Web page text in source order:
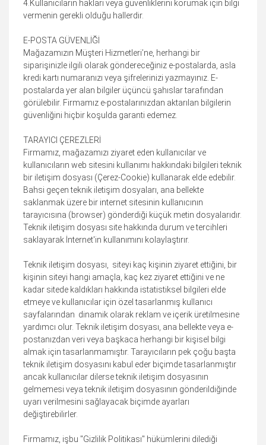
4.Kullanıcıların hakları veya güvenliklerini korumak için bilgi
vermenin gerekli olduğu hallerdir.
E-POSTA GÜVENLİĞİ
Mağazamızın Müşteri Hizmetleri’ne, herhangi bir
siparişinizle ilgili olarak göndereceğiniz e-postalarda, asla
kredi kartı numaranızı veya şifrelerinizi yazmayınız. E-
postalarda yer alan bilgiler üçüncü şahıslar tarafından
görülebilir. Firmamız e-postalarınızdan aktarılan bilgilerin
güvenliğini hiçbir koşulda garanti edemez.
TARAYICI ÇEREZLERİ
Firmamız, mağazamızı ziyaret eden kullanıcılar ve
kullanıcıların web sitesini kullanımı hakkındaki bilgileri teknik
bir iletişim dosyası (Çerez-Cookie) kullanarak elde edebilir.
Bahsi geçen teknik iletişim dosyaları, ana bellekte
saklanmak üzere bir internet sitesinin kullanıcının
tarayıcısına (browser) gönderdiği küçük metin dosyalarıdır.
Teknik iletişim dosyası site hakkında durum ve tercihleri
saklayarak İnternet'in kullanımını kolaylaştırır.
Teknik iletişim dosyası, siteyi kaç kişinin ziyaret ettiğini, bir
kişinin siteyi hangi amaçla, kaç kez ziyaret ettiğini ve ne
kadar sitede kaldıkları hakkında istatistiksel bilgileri elde
etmeye ve kullanıcılar için özel tasarlanmış kullanıcı
sayfalarından dinamik olarak reklam ve içerik üretilmesine
yardımcı olur. Teknik iletişim dosyası, ana bellekte veya e-
postanızdan veri veya başkaca herhangi bir kişisel bilgi
almak için tasarlanmamıştır. Tarayıcıların pek çoğu başta
teknik iletişim dosyasını kabul eder biçimde tasarlanmıştır
ancak kullanıcılar dilerse teknik iletişim dosyasının
gelmemesi veya teknik iletişim dosyasının gönderildiğinde
uyarı verilmesini sağlayacak biçimde ayarları
değiştirebilirler.
Firmamız, işbu "Gizlilik Politikası" hükümlerini dilediği